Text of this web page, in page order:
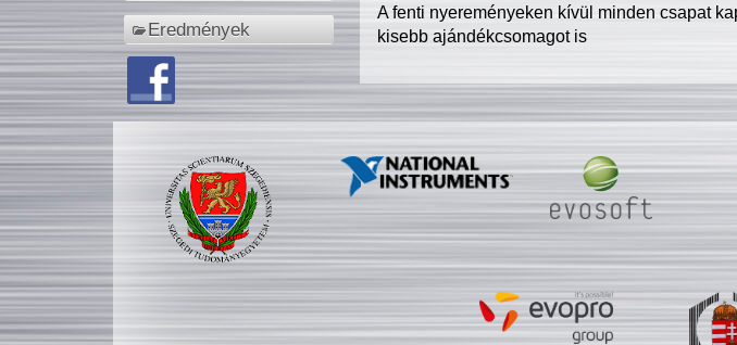
Eredmények
A fenti nyereményeken kívül minden csapat
kisebb ajándékcsomagot is